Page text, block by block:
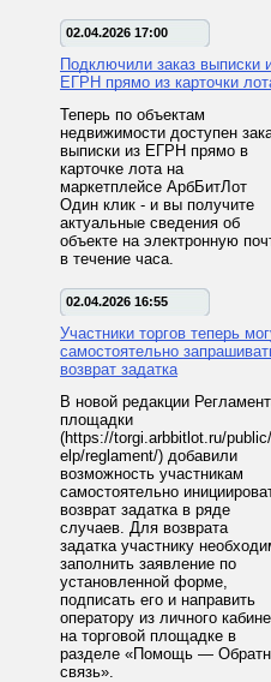
02.04.2026 17:00
Подключили заказ выписки
ЕГРН прямо из карточки
Теперь по объектам
недвижимости доступен
выписки из ЕГРН прямо в
карточке лота на
маркетплейсе АрбБитЛот
Один клик - и вы получите
актуальные сведения об
объекте на электронную
в течение часа.
02.04.2026 16:55
Участники торгов теперь
самостоятельно
возврат задатка
В новой редакции
площадки
(https://torgi.arbbitlot.ru/
elp/reglament/) добавили
возможность участникам
самостоятельно
возврат задатка в ряде
случаев. Для возврата
задатка участнику
заполнить заявление по
установленной форме,
подписать его и направить
оператору из личного
на торговой площадке в
разделе «Помощь —
связь».